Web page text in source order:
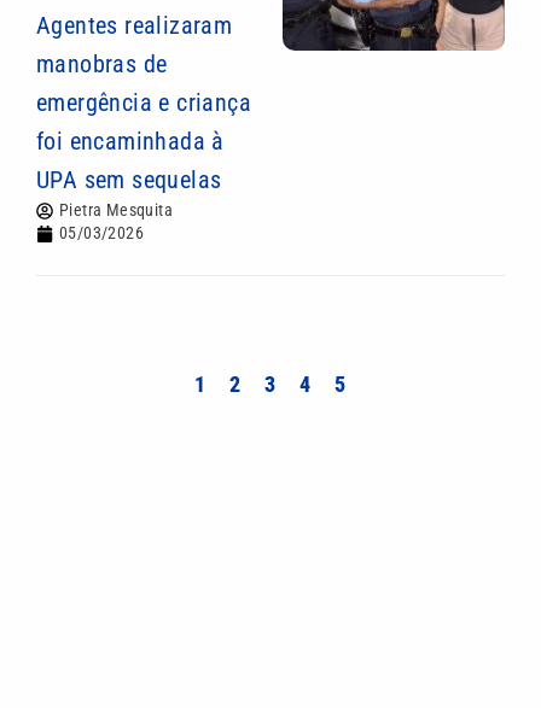
Agentes realizaram
manobras de
emergência e criança
foi encaminhada à
UPA sem sequelas
Pietra Mesquita
05/03/2026
1 2 3 4 5